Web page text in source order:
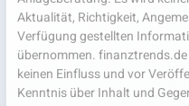
Aktualität, Richtigkeit,
Verfügung gestellten
übernommen.
keinen Einfluss und vor
Kenntnis über Inhalt und